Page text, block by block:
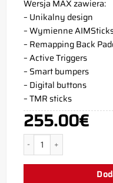
Wersja MAX zawiera:
– Unikalny design
– Wymienne
– Remapping Back
– Active Triggers
– Smart bumpers
– Digital buttons
– TMR sticks
255.00€
ilość Kontroler PS5